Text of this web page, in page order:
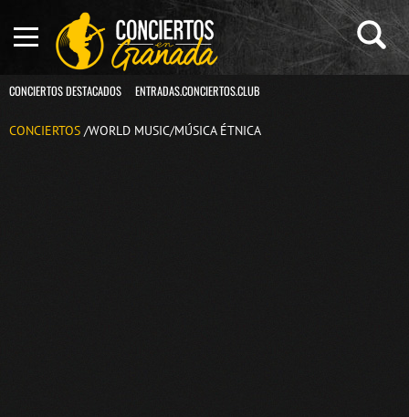
CONCIERTOS DESTACADOS ENTRADAS.CONCIERTOS.CLUB
CONCIERTOS /WORLD MUSIC/MÚSICA ÉTNICA